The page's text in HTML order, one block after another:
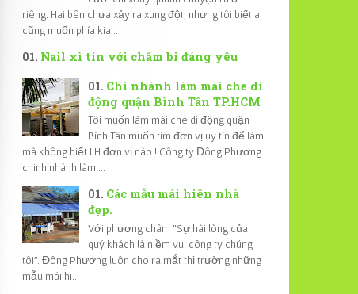
riêng. Hai bên chưa xảy ra xung đột, nhưng tôi biết ai
cũng muốn phía kia...
Nail xì tin với chấm bi đáng yêu
Chi nhánh làm mái che di
động quận Bình Tân TP.HCM
Tôi muốn làm mái che di động quận
Bình Tân muốn tìm đơn vị uy tín để làm
mà không biết LH đơn vị nào ! Công ty Đông Phương
chinh nhánh làm ...
Các mẫu mái hiên nhà
đẹp.
Với phương châm "Sự hài lòng của
quý khách là niềm vui công ty chúng
tôi". Đông Phương luôn cho ra mắt thị trường những
mẫu mái hi...